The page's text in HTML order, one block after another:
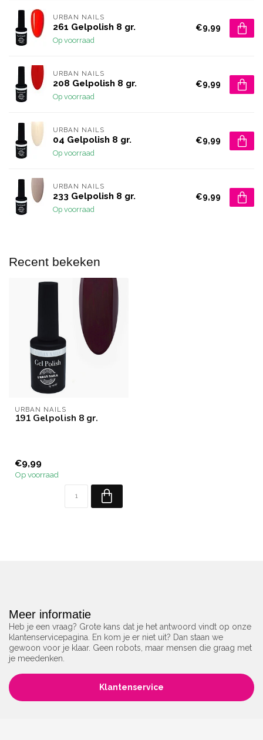
URBAN NAILS
261 Gelpolish 8 gr.
Op voorraad
€9,99
URBAN NAILS
208 Gelpolish 8 gr.
Op voorraad
€9,99
URBAN NAILS
04 Gelpolish 8 gr.
Op voorraad
€9,99
URBAN NAILS
233 Gelpolish 8 gr.
Op voorraad
€9,99
Recent bekeken
URBAN NAILS
191 Gelpolish 8 gr.
€9,99
Op voorraad
Meer informatie
Heb je een vraag? Grote kans dat je het antwoord vindt op onze
klantenservicepagina. En kom je er niet uit? Dan staan we
gewoon voor je klaar. Geen robots, maar mensen die graag met
je meedenken.
Klantenservice